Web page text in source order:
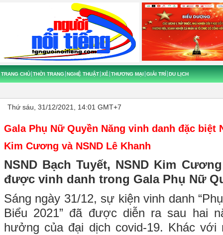
TRANG CHỦ THỜI TRANG NGHỆ THUẬT XẾ THƯƠNG MẠI GIẢI TRÍ DU LỊCH
Thứ sáu, 31/12/2021, 14:01 GMT+7
Gala Phụ Nữ Quyền Năng vinh danh đặc biệt
Kim Cương và NSND Lê Khanh
NSND Bạch Tuyết, NSND Kim
được vinh danh trong Gala Phụ Nữ
Sáng ngày 31/12, sự kiện vinh danh
Biểu 2021” đã được diễn ra sau hai
hưởng của đại dịch covid-19. Khác với